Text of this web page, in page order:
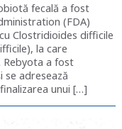
fecală a fost
(FDA)
Clostridioides difficile
la care
Rebyota a fost
se adresează
unui […]